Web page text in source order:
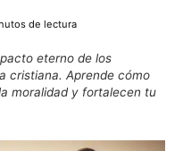
de lectura
eterno de los
cristiana. Aprende cómo
moralidad y fortalecen tu